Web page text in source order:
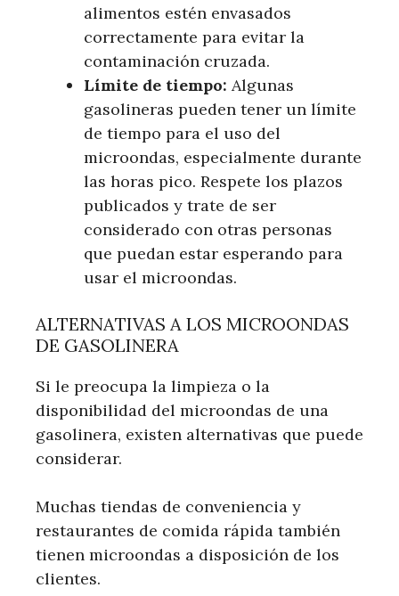
alimentos estén envasados ​​
correctamente para evitar la
contaminación cruzada.
Límite de tiempo: Algunas
gasolineras pueden tener un límite
de tiempo para el uso del
microondas, especialmente durante
las horas pico. Respete los plazos
publicados y trate de ser
considerado con otras personas
que puedan estar esperando para
usar el microondas.
ALTERNATIVAS A LOS MICROONDAS
DE GASOLINERA
Si le preocupa la limpieza o la
disponibilidad del microondas de una
gasolinera, existen alternativas que puede
considerar.
Muchas tiendas de conveniencia y
restaurantes de comida rápida también
tienen microondas a disposición de los
clientes.